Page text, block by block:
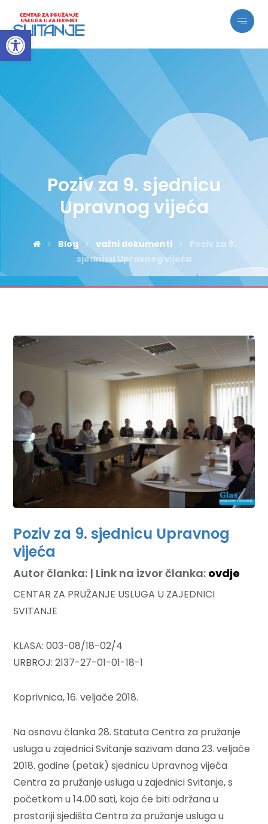
Open toolbar
Poziv za 9. sjednicu
Upravnog vijeća
Blog važni dokumenti
Poziv za 9.
sjednicu Upravnog vijeća
Poziv za 9. sjednicu Upravnog
vijeća
Autor članka: | Link na izvor članka: ovdje
CENTAR ZA PRUŽANJE USLUGA U ZAJEDNICI
SVITANJE
KLASA: 003-08/18-02/4
URBROJ: 2137-27-01-01-18-1
Koprivnica, 16. veljače 2018.
Na osnovu članka 28. Statuta Centra za pružanje
usluga u zajednici Svitanje sazivam dana 23. veljače
2018. godine (petak) sjednicu Upravnog vijeća
Centra za pružanje usluga u zajednici Svitanje, s
početkom u 14.00 sati, koja će biti održana u
prostoriji sjedišta Centra za pružanje usluga u